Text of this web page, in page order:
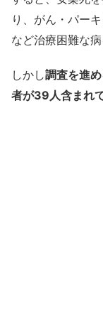
り、がん・パー
など治療困難な
しかし調査を進
者が39人含まれ